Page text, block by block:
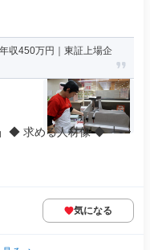
収450万円｜東証上場企
求める人材像 ◆ ┗━
気になる